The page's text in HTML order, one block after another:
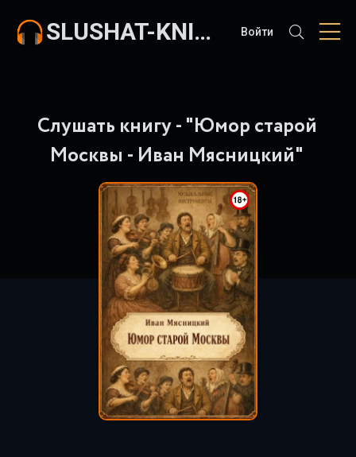
SLUSHAT-KNIGI.COM Войти
Слушать книгу - "Юмор старой
Москвы - Иван Мясницкий"